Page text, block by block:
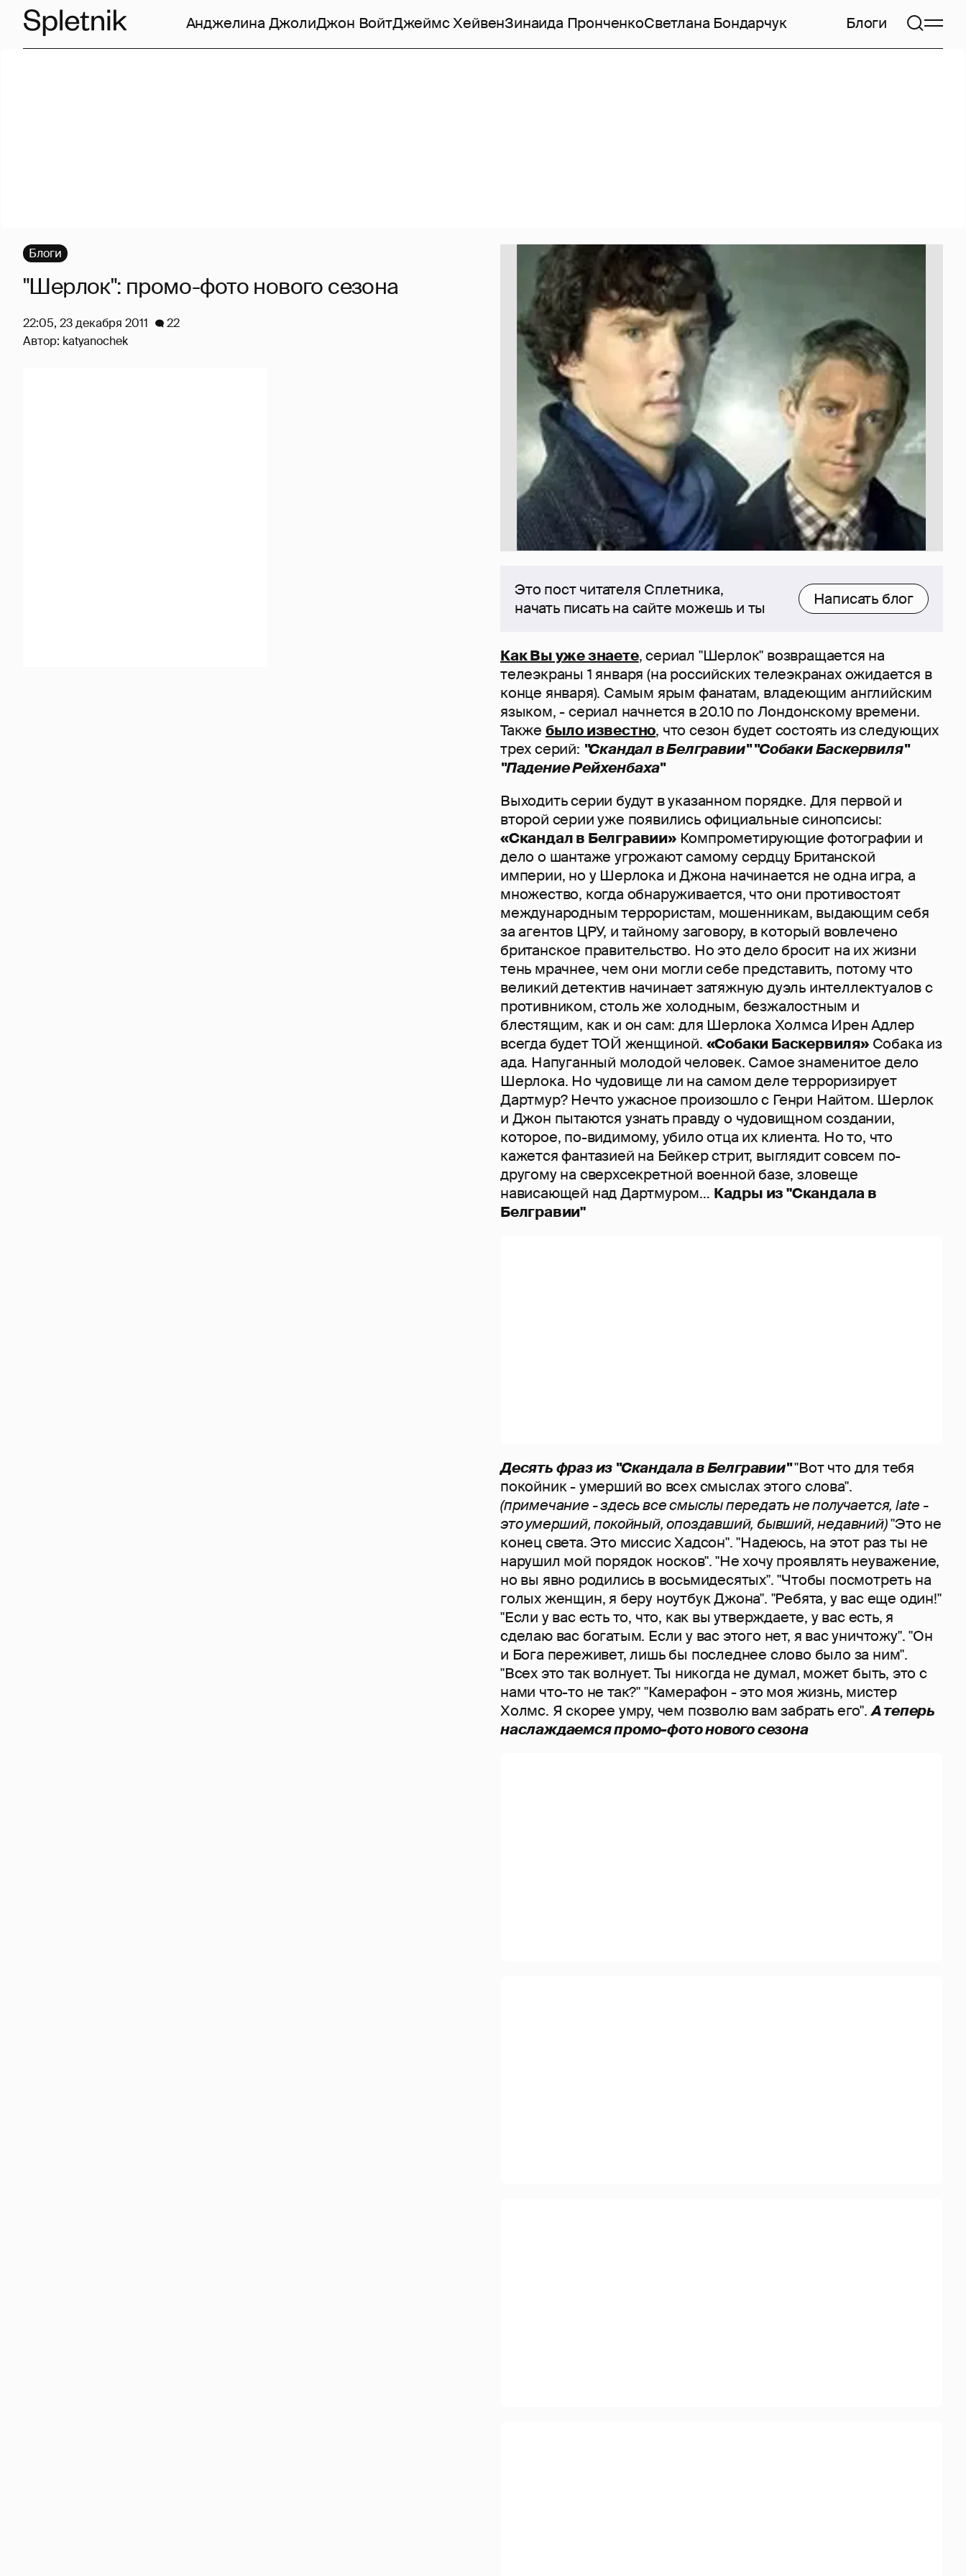
Анджелина ДжолиДжон ВойтДжеймс ХейвенЗинаида ПронченкоСветлана Бондарчук Блоги
Это пост читателя Сплетника,
начать писать на сайте можешь и ты
Написать блог
Как Вы уже знаете, сериал "Шерлок" возвращается на
телеэкраны 1 января (на российских телеэкранах ожидается в
конце января). Самым ярым фанатам, владеющим английским
языком, - сериал начнется в 20.10 по Лондонскому времени.
Также было известно, что сезон будет состоять из следующих
трех серий: "Скандал в Белгравии" "Собаки Баскервиля"
"Падение Рейхенбаха"
Выходить серии будут в указанном порядке. Для первой и
второй серии уже появились официальные синопсисы:
«Скандал в Белгравии»Компрометирующие фотографии и
дело о шантаже угрожают самому сердцу Британской
империи, но у Шерлока и Джона начинается не одна игра, а
множество, когда обнаруживается, что они противостоят
международным террористам, мошенникам, выдающим себя
за агентов ЦРУ, и тайному заговору, в который вовлечено
британское правительство. Но это дело бросит на их жизни
тень мрачнее, чем они могли себе представить, потому что
великий детектив начинает затяжную дуэль интеллектуалов с
противником, столь же холодным, безжалостным и
блестящим, как и он сам: для Шерлока Холмса Ирен Адлер
всегда будет ТОЙ женщиной. «Собаки Баскервиля»Собака из
ада. Напуганный молодой человек. Самое знаменитое дело
Шерлока. Но чудовище ли на самом деле терроризирует
Дартмур? Нечто ужасное произошло с Генри Найтом. Шерлок
и Джон пытаются узнать правду о чудовищном создании,
которое, по-видимому, убило отца их клиента. Но то, что
кажется фантазией на Бейкер стрит, выглядит совсем по-
другому на сверхсекретной военной базе, зловеще
нависающей над Дартмуром… Кадры из "Скандала в
Белгравии"
Десять фраз из "Скандала в Белгравии""Вот что для тебя
покойник - умерший во всех смыслах этого слова".
(примечание - здесь все смыслы передать не получается, late -
это умерший, покойный, опоздавший, бывший, недавний)"Это не
конец света. Это миссис Хадсон". "Надеюсь, на этот раз ты не
нарушил мой порядок носков". "Не хочу проявлять неуважение,
но вы явно родились в восьмидесятых". "Чтобы посмотреть на
голых женщин, я беру ноутбук Джона". "Ребята, у вас еще один!"
"Если у вас есть то, что, как вы утверждаете, у вас есть, я
сделаю вас богатым. Если у вас этого нет, я вас уничтожу". "Он
и Бога переживет, лишь бы последнее слово было за ним".
"Всех это так волнует. Ты никогда не думал, может быть, это с
нами что-то не так?" "Камерафон - это моя жизнь, мистер
Холмс. Я скорее умру, чем позволю вам забрать его".А теперь
наслаждаемся промо-фото нового сезона
Блоги
"Шерлок": промо-фото нового сезона
22:05, 23 декабря 2011
22
Автор: katyanochek